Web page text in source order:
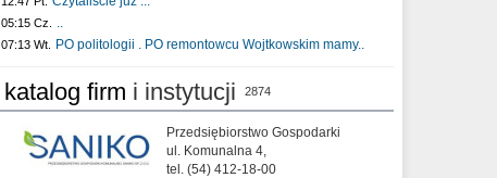
05:15 Cz. ..
07:13 Wt. PO politologii . PO remontowcu Wojtkowskim mamy..
katalog firm i instytucji 2874
Przedsiębiorstwo Gospodarki
ul. Komunalna 4,
tel. (54) 412-18-00